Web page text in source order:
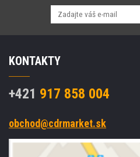
batéria,
herná,
podsvietená
KONTAKTY
+421 917 858 004
obchod@cdrmarket.sk